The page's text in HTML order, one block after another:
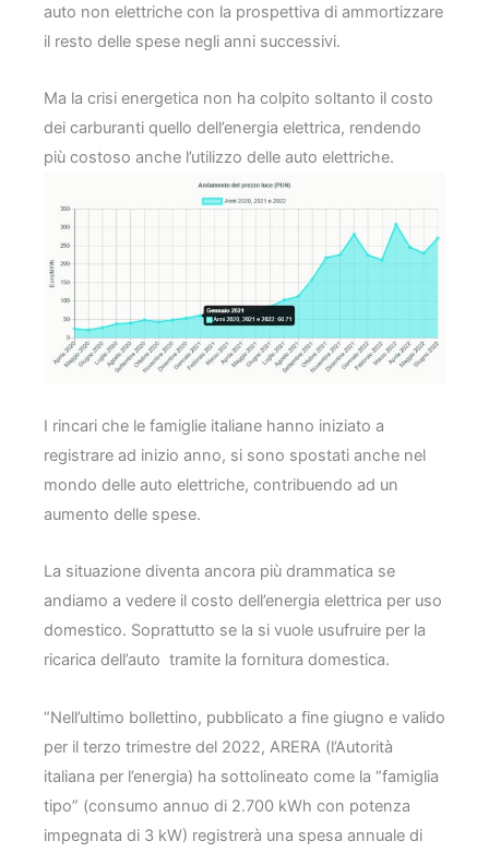
auto non elettriche con la prospettiva di ammortizzare
il resto delle spese negli anni successivi.
Ma la crisi energetica non ha colpito soltanto il costo
dei carburanti quello dell’energia elettrica, rendendo
più costoso anche l’utilizzo delle auto elettriche.
I rincari che le famiglie italiane hanno iniziato a
registrare ad inizio anno, si sono spostati anche nel
mondo delle auto elettriche, contribuendo ad un
aumento delle spese.
La situazione diventa ancora più drammatica se
andiamo a vedere il costo dell’energia elettrica per uso
domestico. Soprattutto se la si vuole usufruire per la
ricarica dell’auto tramite la fornitura domestica.
“Nell’ultimo bollettino, pubblicato a fine giugno e valido
per il terzo trimestre del 2022, ARERA (l’Autorità
italiana per l’energia) ha sottolineato come la “famiglia
tipo” (consumo annuo di 2.700 kWh con potenza
impegnata di 3 kW) registrerà una spesa annuale di